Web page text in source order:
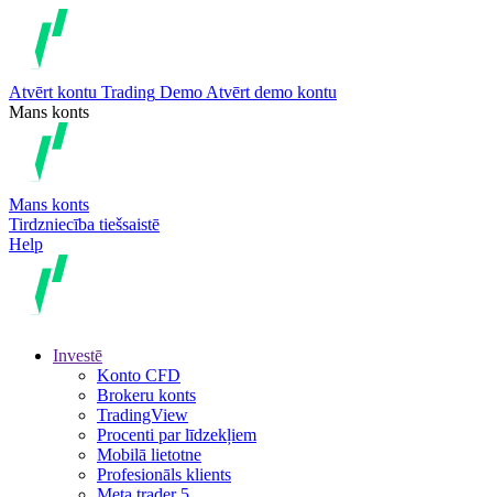
Atvērt kontu Trading Demo Atvērt demo kontu
Mans konts
Mans konts
Tirdzniecība tiešsaistē
Help
Investē
Konto CFD
Brokeru konts
TradingView
Procenti par līdzekļiem
Mobilā lietotne
Profesionāls klients